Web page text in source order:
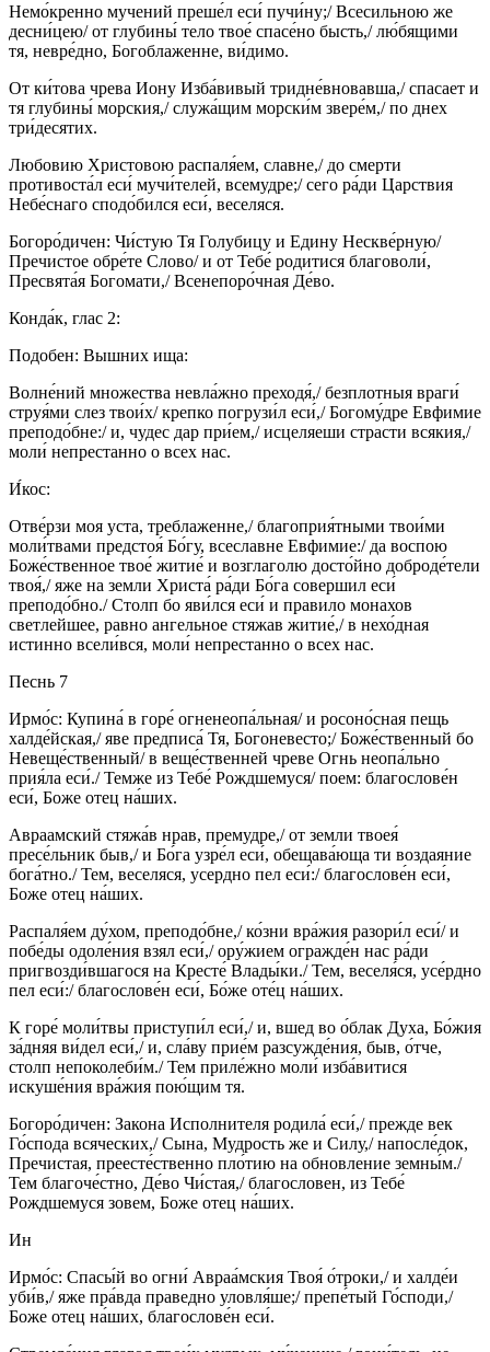
Немо́кренно мучений преше́л еси́ пучи́ну;/ Всесильною же
десни́цею/ от глубины́ тело твое́ спасе́но бысть,/ лю́бящими
тя, невре́дно, Богоблаженне, ви́димо.
От ки́това чрева Иону Изба́вивый тридне́вновавша,/ спасает и
тя глубины́ морския,/ служа́щим морски́м звере́м,/ по днех
три́десятих.
Любовию Христовою распаля́ем, славне,/ до смерти
противоста́л еси́ мучи́телей, всемудре;/ сего ра́ди Царствия
Небе́снаго сподо́бился еси́, веселяся.
Богоро́дичен: Чи́стую Тя Голубицу и Едину Нескве́рную/
Пречистое обре́те Слово/ и от Тебе́ родитися благоволи́,
Пресвята́я Богомати,/ Всенепоро́чная Де́во.
Конда́к, глас 2:
Подобен: Вышних ища:
Волне́ний множества невла́жно преходя́,/ безплотныя враги́
струя́ми слез твои́х/ крепко погрузи́л еси́,/ Богому́дре Евфимие
преподо́бне:/ и, чудес дар при́ем,/ исцеляеши страсти всякия,/
моли́ непрестанно о всех нас.
И́кос:
Отве́рзи моя уста, треблаженне,/ благоприя́тными твои́ми
моли́твами предстоя́ Бо́гу, всеславне Евфимие:/ да воспою
Боже́ственное твое́ житие́ и возглаголю досто́йно доброде́тели
твоя́,/ яже на земли Христа́ ра́ди Бо́га совершил еси́
преподо́бно./ Столп бо яви́лся еси́ и правило монахов
светлейшее, равно ангельное стяжав житие́,/ в нехо́дная
истинно всели́вся, моли́ непрестанно о всех нас.
Песнь 7
Ирмо́с: Купина́ в горе́ огненеопа́льная/ и росоно́сная пещь
халде́йская,/ яве предписа́ Тя, Богоневесто;/ Боже́ственный бо
Невеще́ственный/ в веще́ственней чреве Огнь неопа́льно
прия́ла еси́./ Темже из Тебе́ Рождшемуся/ поем: благослове́н
еси́, Боже отец на́ших.
Авраамский стяжа́в нрав, премудре,/ от земли твоея́
пресе́льник быв,/ и Бо́га узре́л еси́, обещава́юща ти воздаяние
бога́тно./ Тем, веселяся, усердно пел еси́:/ благослове́н еси́,
Боже отец на́ших.
Распаля́ем ду́хом, преподо́бне,/ ко́зни вра́жия разори́л еси́/ и
побе́ды одоле́ния взял еси́,/ ору́жием огражде́н нас ра́ди
пригвозди́вшагося на Кресте́ Влады́ки./ Тем, веселя́ся, усе́рдно
пел еси́:/ благослове́н еси́, Бо́же оте́ц на́ших.
К горе́ моли́твы приступи́л еси́,/ и, вшед во о́блак Духа, Бо́жия
за́дняя ви́дел еси́,/ и, сла́ву прие́м разсужде́ния, быв, о́тче,
столп непоколеби́м./ Тем приле́жно моли́ изба́витися
искуше́ния вра́жия пою́щим тя.
Богоро́дичен: Закона Исполнителя родила́ еси́,/ прежде век
Го́спода всяческих,/ Сына, Мудрость же и Силу,/ напосле́док,
Пречистая, преесте́ственно пло́тию на обновление земны́м./
Тем благоче́стно, Де́во Чи́стая,/ благословен, из Тебе́
Рождшемуся зовем, Боже отец на́ших.
Ин
Ирмо́с: Спасы́й во огни́ Авраа́мския Твоя́ о́троки,/ и халде́и
уби́в,/ яже пра́вда праведно уловля́ше;/ препе́тый Го́споди,/
Боже отец на́ших, благослове́н еси́.